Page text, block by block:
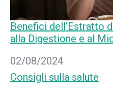
Benefici dell’Estratto
alla Digestione e al
Data
02/08/2024
In relazione a
Consigli sulla salute